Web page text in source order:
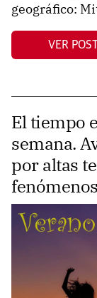
geográfico:
VER
El tiempo
semana.
por altas